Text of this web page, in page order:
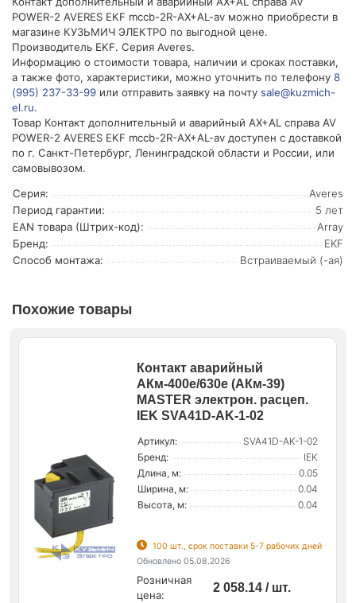
POWER-2 AVERES EKF mccb-2R-AX+AL-av можно приобрести в
магазине КУЗЬМИЧ ЭЛЕКТРО по выгодной цене.
Производитель EKF. Серия Averes.
Информацию о стоимости товара, наличии и сроках поставки,
а также фото, характеристики, можно уточнить по телефону 8
(995) 237-33-99 или отправить заявку на почту sale@kuzmich-
el.ru.
Товар Контакт дополнительный и аварийный AX+AL справа AV
POWER-2 AVERES EKF mccb-2R-AX+AL-av доступен с доставкой
по г. Санкт-Петербург, Ленинградской области и России, или
самовывозом.
Серия:
Averes
Период гарантии:
5 лет
EAN товара (Штрих-код):
Array
Бренд:
EKF
Способ монтажа:
Встраиваемый (-ая)
Похожие товары
Контакт аварийный
АКм-400е/630е (АКм-39)
MASTER электрон. расцеп.
IEK SVA41D-AK-1-02
Артикул:
SVA41D-AK-1-02
Бренд:
IEK
Длина, м:
0.05
Ширина, м:
0.04
Высота, м:
0.04
100 шт., срок поставки 5-7 рабочих дней
Обновлено 05.08.2026
Розничная
цена:
2 058.14 / шт.